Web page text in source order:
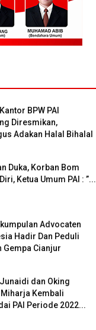
BPW PAI
Diresmikan,
Adakan Halal Bihalal
Duka, Korban Bom
Ketua Umum PAI : ”...
Advocaten
Hadir Dan Peduli
Gempa Cianjur
dan Oking
Miharja Kembali
PAI Periode 2022...